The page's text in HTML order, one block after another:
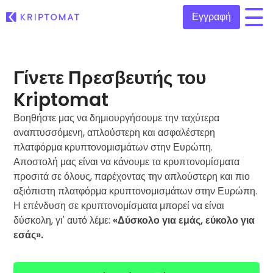
Όλες οι τιμές
Πάνω από 300+ κρυπτονομίσματα
Τα πιο κερδισμένα & χαμένα
Βρείτε επενδυτικές ευκαιρίες
Προστέθηκαν πρόσφατα
Πρόσφατα προστιθέμενες μάρκες στο Kriptomat
Τι θα γινόταν αν αγόραζα 100 € σε…
...σήμερα θα άξιζαν
Αγοραπωλησία κρυπτονομισμάτων
Αγοράστε 300+ κρυπτονομίσματα
Ανταλλαγή κρυπτονομισμάτων
Πάνω από 1.000 επιλογές ζευγαριών
Ευφυή χαρτοφυλάκια
Επενδύστε έξυπνα σε κρυπτονομίσματα
Πορτοφόλι του Kriptomat
Ένα ασφαλές και απλό πορτοφόλι κρυπτονομισμάτων
Εγγραφή
Γίνετε Πρεσβευτής του
Kriptomat
Βοηθήστε μας να δημιουργήσουμε την ταχύτερα
αναπτυσσόμενη, απλούστερη και ασφαλέστερη
πλατφόρμα κρυπτονομισμάτων στην Ευρώπη.
Αποστολή μας είναι να κάνουμε τα κρυπτονομίσματα
προσιτά σε όλους, παρέχοντας την απλούστερη και πιο
αξιόπιστη πλατφόρμα κρυπτονομισμάτων στην Ευρώπη.
Η επένδυση σε κρυπτονομίσματα μπορεί να είναι
δύσκολη, γι' αυτό λέμε: «Δύσκολο για εμάς, εύκολο για
εσάς».